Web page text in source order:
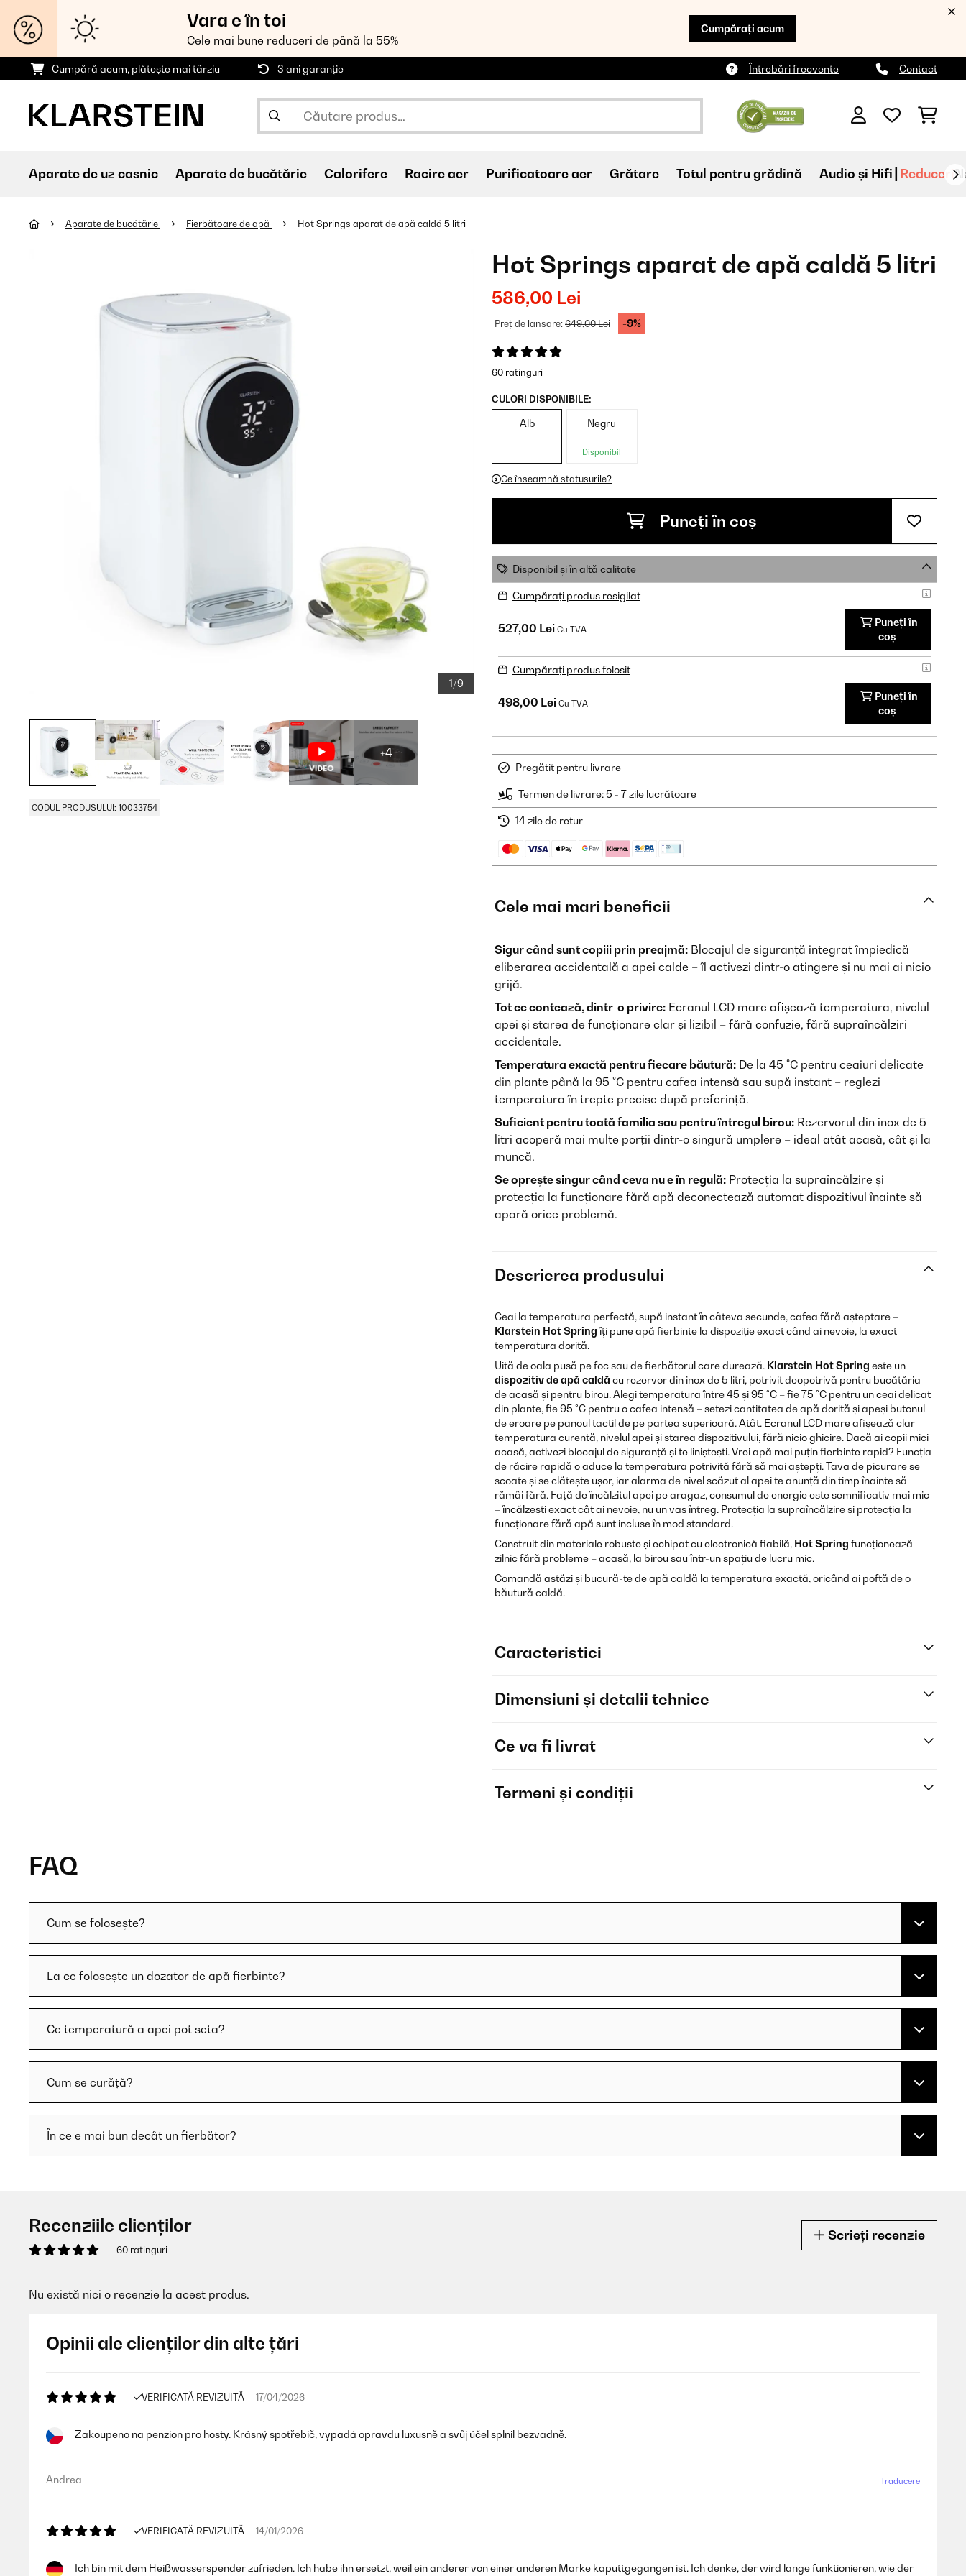
Vara e în toi
Cele mai bune reduceri de până la 55%
Cumpărați acum
Cumpără acum, plătește mai târziu 3 ani garanție Întrebări frecvente Contact
Aparate de uz casnic Aparate de bucătărie Calorifere Racire aer Purificatoare aer Grătare Totul pentru grădină Audio și Hifi Reduceri
Aparate de bucătărie Fierbătoare de apă Hot Springs aparat de apă caldă 5 litri
1/9
+4
CODUL PRODUSULUI: 10033754
Hot Springs aparat de apă caldă 5 litri
586,00 Lei
Preț de lansare:649,00 Lei -9%
60 ratinguri
CULORI DISPONIBILE:
Alb Negru
Disponibil
Ce înseamnă statusurile?
Puneți în coș
Disponibil și în altă calitate
Cumpărați produs resigilat
527,00 Lei Cu TVA
Puneți în
coș
Cumpărați produs folosit
498,00 Lei Cu TVA
Puneți în
coș
Pregătit pentru livrare
Termen de livrare: 5 - 7 zile lucrătoare
14 zile de retur
Cele mai mari beneficii
Sigur când sunt copiii prin preajmă: Blocajul de siguranță integrat împiedică
eliberarea accidentală a apei calde – îl activezi dintr-o atingere și nu mai ai nicio
grijă.
Tot ce contează, dintr-o privire: Ecranul LCD mare afișează temperatura, nivelul
apei și starea de funcționare clar și lizibil – fără confuzie, fără supraîncălziri
accidentale.
Temperatura exactă pentru fiecare băutură: De la 45 °C pentru ceaiuri delicate
din plante până la 95 °C pentru cafea intensă sau supă instant – reglezi
temperatura în trepte precise după preferință.
Suficient pentru toată familia sau pentru întregul birou: Rezervorul din inox de 5
litri acoperă mai multe porții dintr-o singură umplere – ideal atât acasă, cât și la
muncă.
Se oprește singur când ceva nu e în regulă: Protecția la supraîncălzire și
protecția la funcționare fără apă deconectează automat dispozitivul înainte să
apară orice problemă.
Descrierea produsului
Ceai la temperatura perfectă, supă instant în câteva secunde, cafea fără așteptare –
Klarstein Hot Springîți pune apă fierbinte la dispoziție exact când ai nevoie, la exact
temperatura dorită.
Uită de oala pusă pe foc sau de fierbătorul care durează. Klarstein Hot Spring este un
dispozitiv de apă caldă cu rezervor din inox de 5 litri, potrivit deopotrivă pentru bucătăria
de acasă și pentru birou. Alegi temperatura între 45 și 95 °C – fie 75 °C pentru un ceai delicat
din plante, fie 95 °C pentru o cafea intensă – setezi cantitatea de apă dorită și apeși butonul
de eroare pe panoul tactil de pe partea superioară. Atât. Ecranul LCD mare afișează clar
temperatura curentă, nivelul apei și starea dispozitivului, fără nicio ghicire. Dacă ai copii mici
acasă, activezi blocajul de siguranță și te liniștești. Vrei apă mai puțin fierbinte rapid? Funcția
de răcire rapidă o aduce la temperatura potrivită fără să mai aștepți. Tava de picurare se
scoate și se clătește ușor, iar alarma de nivel scăzut al apei te anunță din timp înainte să
rămâi fără. Față de încălzitul apei pe aragaz, consumul de energie este semnificativ mai mic
– încălzești exact cât ai nevoie, nu un vas întreg. Protecția la supraîncălzire și protecția la
funcționare fără apă sunt incluse în mod standard.
Construit din materiale robuste și echipat cu electronică fiabilă, Hot Spring funcționează
zilnic fără probleme – acasă, la birou sau într-un spațiu de lucru mic.
Comandă astăzi și bucură-te de apă caldă la temperatura exactă, oricând ai poftă de o
băutură caldă.
Caracteristici
Dimensiuni și detalii tehnice
Ce va fi livrat
Termeni și condiții
FAQ
Cum se folosește?
La ce folosește un dozator de apă fierbinte?
Ce temperatură a apei pot seta?
Cum se curăță?
În ce e mai bun decât un fierbător?
Recenziile clienților
60 ratinguri
Scrieți recenzie
Nu există nici o recenzie la acest produs.
Opinii ale clienților din alte țări
VERIFICATĂ REVIZUITĂ 17/04/2026
Zakoupeno na penzion pro hosty. Krásný spotřebič, vypadá opravdu luxusně a svůj účel splnil bezvadně.
Andrea Traducere
VERIFICATĂ REVIZUITĂ 14/01/2026
Ich bin mit dem Heißwasserspender zufrieden. Ich habe ihn ersetzt, weil ein anderer von einer anderen Marke kaputtgegangen ist. Ich denke, der wird lange funktionieren, wie der